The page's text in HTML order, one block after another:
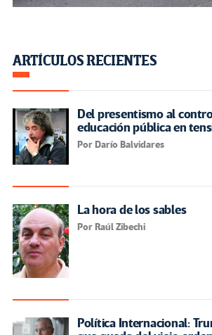
ARTÍCULOS RECIENTES
Del presentismo al
educación pública en
Por Darío Balvidares
La hora de los sables
Por Raúl Zibechi
Política Internacional: